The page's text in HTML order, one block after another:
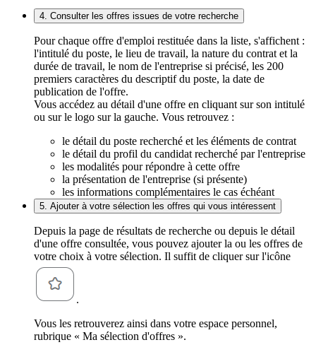
4. Consulter les offres issues de votre recherche
Pour chaque offre d'emploi restituée dans la liste, s'affichent :
l'intitulé du poste, le lieu de travail, la nature du contrat et la
durée de travail, le nom de l'entreprise si précisé, les 200
premiers caractères du descriptif du poste, la date de
publication de l'offre.
Vous accédez au détail d'une offre en cliquant sur son intitulé
ou sur le logo sur la gauche. Vous retrouvez :
le détail du poste recherché et les éléments de contrat
le détail du profil du candidat recherché par l'entreprise
les modalités pour répondre à cette offre
la présentation de l'entreprise (si présente)
les informations complémentaires le cas échéant
5. Ajouter à votre sélection les offres qui vous intéressent
Depuis la page de résultats de recherche ou depuis le détail
d'une offre consultée, vous pouvez ajouter la ou les offres de
votre choix à votre sélection. Il suffit de cliquer sur l'icône
.
Vous les retrouverez ainsi dans votre espace personnel,
rubrique « Ma sélection d'offres ».